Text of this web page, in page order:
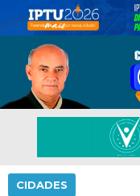
CIDADES